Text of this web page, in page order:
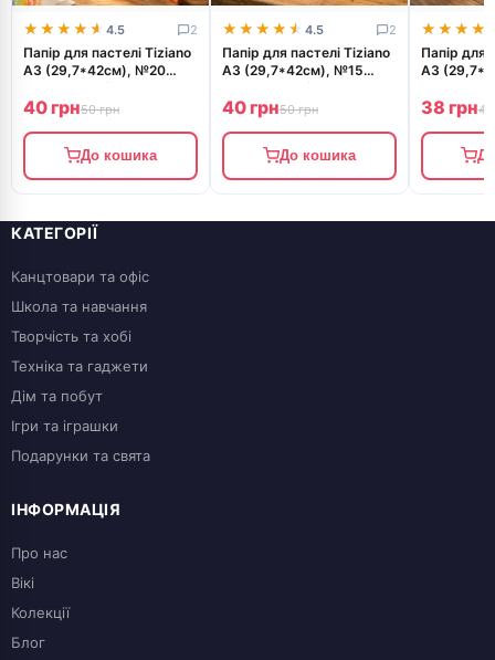
★★★★★
★★★★★ 4.5 2
Папір для пастелі Tiziano
A3 (29,7*42см), №20
limone, 160г/м2,
лимонний, середнє
зерно, Fabriano
40 грн50 грн
До кошика
★★★★★
★★★★★ 4.5 2
Папір для пастелі Tiziano
A3 (29,7*42см), №15
marina, 160г/м2, голубий
з ворсинками, середнє
зерно
40 грн50 грн
До кошика
Папір для
A3
середнє
38 грн40
КАТЕГОРІЇ
Канцтовари та офіс
Школа та навчання
Творчість та хобі
Техніка та гаджети
Дім та побут
Ігри та іграшки
Подарунки та свята
ІНФОРМАЦІЯ
Про нас
Вікі
Колекції
Блог